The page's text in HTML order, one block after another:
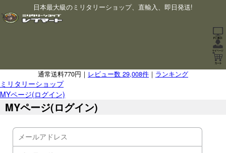
日本最大級のミリタリーショップ、直輸入、即日発送!
通常送料770円｜ レビュー数 29,008件 ｜ ランキング
ミリタリーショップ
MYページ(ログイン)
MYページ(ログイン)